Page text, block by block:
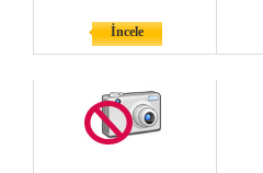
İncele